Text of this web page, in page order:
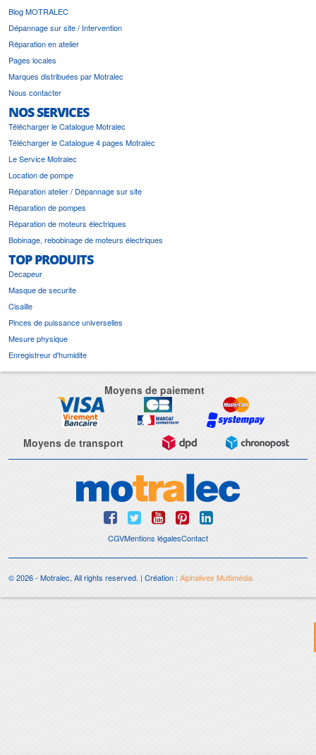
Blog MOTRALEC
Dépannage sur site / Intervention
Réparation en atelier
Pages locales
Marques distribuées par Motralec
Nous contacter
NOS SERVICES
Télécharger le Catalogue Motralec
Télécharger le Catalogue 4 pages Motralec
Le Service Motralec
Location de pompe
Réparation atelier / Dépannage sur site
Réparation de pompes
Réparation de moteurs électriques
Bobinage, rebobinage de moteurs électriques
TOP PRODUITS
Decapeur
Masque de securite
Cisaille
Pinces de puissance universelles
Mesure physique
Enregistreur d'humidite
Moyens de paiement
Moyens de transport
CGVMentions légalesContact
© 2026 - Motralec, All rights reserved. | Création :Alphalives Multimédia